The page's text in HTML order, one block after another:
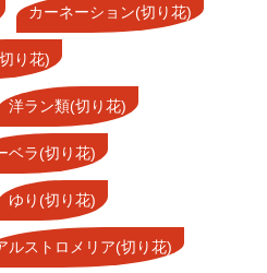
カーネーション(切り花)
り花)
洋ラン類(切り花)
ベラ(切り花)
ゆり(切り花)
ルストロメリア(切り花)